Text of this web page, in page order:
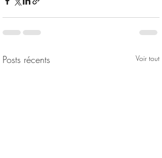
Posts récents Voir tout